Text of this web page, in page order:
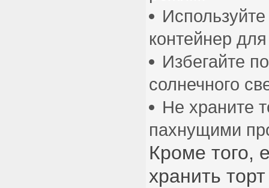
контейнер
Избегайте
солнечного
Не храните
пахнущими
Кроме того,
хранить